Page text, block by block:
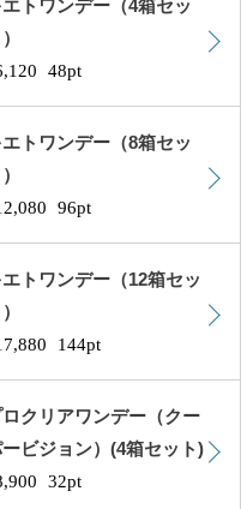
トワンデー（4箱セッ
48pt
トワンデー（8箱セッ
96pt
トワンデー（12箱セッ
144pt
ロクリアワンデー（クー
ビジョン）(4箱セット)
32pt